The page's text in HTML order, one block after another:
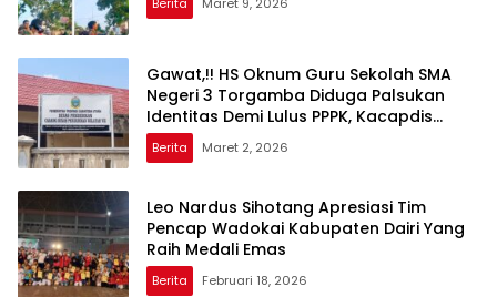
Berita Maret 9, 2026
Gawat,!! HS Oknum Guru Sekolah SMA
Negeri 3 Torgamba Diduga Palsukan
Identitas Demi Lulus PPPK, Kacapdis
Rantau Prapat Jangan Diam
Berita Maret 2, 2026
Leo Nardus Sihotang Apresiasi Tim
Pencap Wadokai Kabupaten Dairi Yang
Raih Medali Emas
Berita Februari 18, 2026